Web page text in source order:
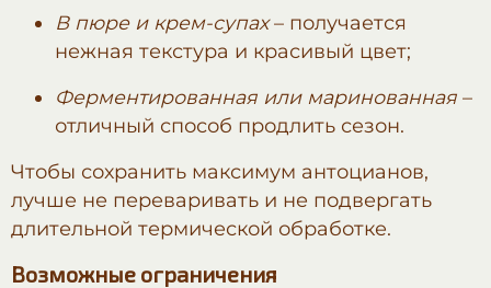
В пюре и крем-супах – получается
нежная текстура и красивый цвет;
Ферментированная или маринованная –
отличный способ продлить сезон.
Чтобы сохранить максимум антоцианов,
лучше не переваривать и не подвергать
длительной термической обработке.
Возможные ограничения